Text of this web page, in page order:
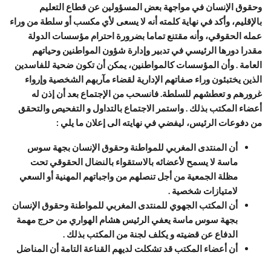
وحقوق الإنسان في مواجهة بعض المسؤولين عن قطاع التعليم
بالإقليم، وأكد في نهاية كلمته أنه لا يسعى لأي مكسب أو سلطة من وراء
عمله الحقوقي، وأنه مقتنع تماما بضرورة احترام مؤسسات الدولة
مقدرا دورها الرئيسي في تدبير وإدارة شؤون المواطنين وحياتهم
العامة . وأن المؤسسات كالمواطنين، يمكن أن تكون ضحية للفاسدين
الذين يختبئون وراء صفاتهم الإدارية لقضاء مآربهم الشخصية وإرواء
غرورهم و تعطشهم للسلطة. فانسحب من الإجتماع بعد أن إذن له
أعضاء المكتب بذلك . واستمر الاجتماع بالتداول و التفحيص والتحقق
من دفوعات الرئيس، ليفضي في نهايته الى إعلان ما يلي :
أن المنتدى المغربي للمواطنة وحقوق الإنسان بجهة سوس
ماسة لا يسمح لأعضائه بالاستقواء بالنضال الحقوقي تحت
مظلة الجمعية من أجل تنصلهم من واجباتهم المهنية أو السعي
لامتيازات شخصية .
أن المكتب الجهوي للمنتدى المغربي للمواطنة وحقوق الإنسان
بجهة سوس ماسة يعفي الرئيس هشام الهواري من حرج مهمة
الدفاع عن قضيته و يكلف لجنة من المكتب بذلك .
أن أعضاء المكتب قد تشكلت لديهم القناعة التامة أن المناضل